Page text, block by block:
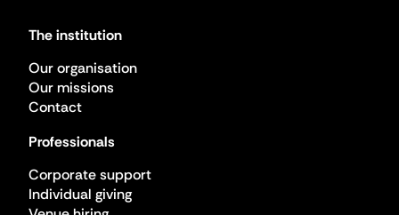
The institution
Our organisation
Our missions
Contact
Professionals
Corporate support
Individual giving